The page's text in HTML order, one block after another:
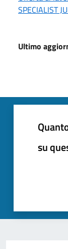
SPECIALIST
Ultimo
su